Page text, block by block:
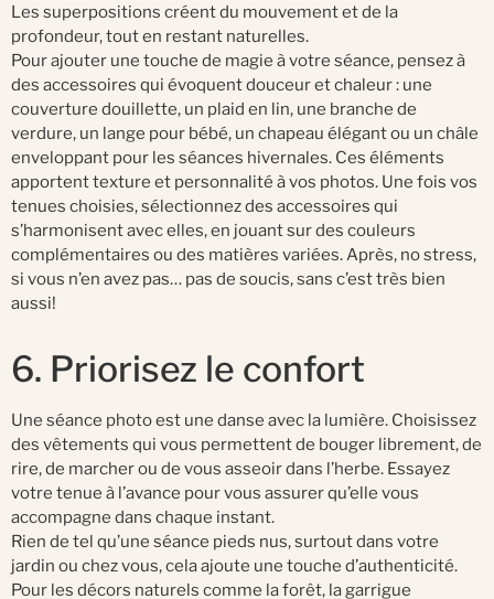
Les superpositions créent du mouvement et de la
profondeur, tout en restant naturelles.
Pour ajouter une touche de magie à votre séance, pensez à
des accessoires qui évoquent douceur et chaleur : une
couverture douillette, un plaid en lin, une branche de
verdure, un lange pour bébé, un chapeau élégant ou un châle
enveloppant pour les séances hivernales. Ces éléments
apportent texture et personnalité à vos photos. Une fois vos
tenues choisies, sélectionnez des accessoires qui
s’harmonisent avec elles, en jouant sur des couleurs
complémentaires ou des matières variées. Après, no stress,
si vous n’en avez pas… pas de soucis, sans c’est très bien
aussi!
6. Priorisez le confort
Une séance photo est une danse avec la lumière. Choisissez
des vêtements qui vous permettent de bouger librement, de
rire, de marcher ou de vous asseoir dans l’herbe. Essayez
votre tenue à l’avance pour vous assurer qu’elle vous
accompagne dans chaque instant.
Rien de tel qu’une séance pieds nus, surtout dans votre
jardin ou chez vous, cela ajoute une touche d’authenticité.
Pour les décors naturels comme la forêt, la garrigue